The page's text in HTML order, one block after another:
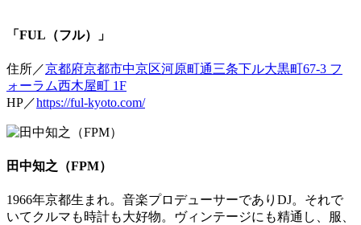
「FUL（フル）」
住所／京都府京都市中京区河原町通三条下ル大黒町67-3 フ
ォーラム西木屋町 1F
HP／https://ful-kyoto.com/
田中知之（FPM）
1966年京都生まれ。音楽プロデューサーでありDJ。それで
いてクルマも時計も大好物。ヴィンテージにも精通し、服、